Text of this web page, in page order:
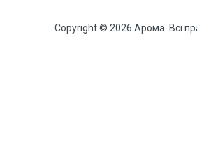
Copyright © 2026 Арома. Всі